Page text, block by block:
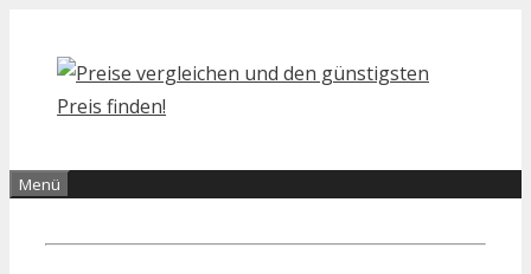
Inhalt
springen
Menü